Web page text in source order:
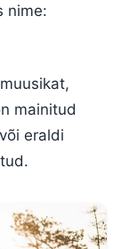
nime:
mainitud
eraldi